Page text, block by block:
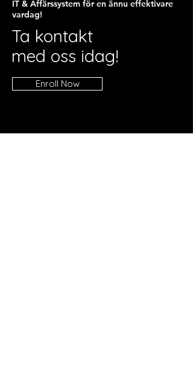
IT & Affärssystem för en ännu effektivare
vardag!
Ta kontakt
med oss idag!
Enroll Now